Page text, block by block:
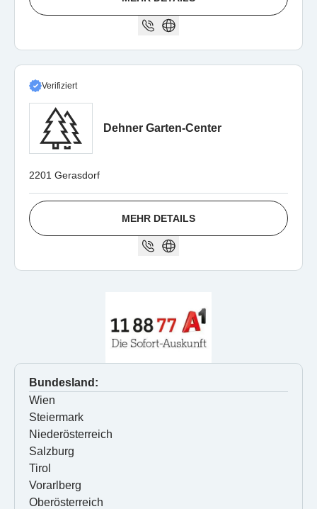
Verifiziert
Dehner Garten-Center
2201 Gerasdorf
MEHR DETAILS
Bundesland:
Wien
Steiermark
Niederösterreich
Salzburg
Tirol
Vorarlberg
Oberösterreich